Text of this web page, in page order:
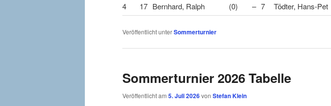
4
17 Bernhard, Ralph (0) – 7 Tödter, Hans-Pet
Veröffentlicht unterSommerturnier
Sommerturnier 2026 Tabelle
Veröffentlicht am 5. Juli 2026von Stefan Klein